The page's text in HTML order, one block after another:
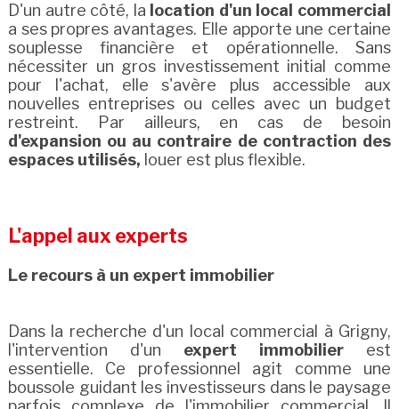
D'un autre côté, la location d'un local commercial
a ses propres avantages. Elle apporte une certaine
souplesse financière et opérationnelle. Sans
nécessiter un gros investissement initial comme
pour l'achat, elle s'avère plus accessible aux
nouvelles entreprises ou celles avec un budget
restreint. Par ailleurs, en cas de besoin
d'expansion ou au contraire de contraction des
espaces utilisés, louer est plus flexible.
L'appel aux experts
Le recours à un expert immobilier
Dans la recherche d'un local commercial à Grigny,
l'intervention d'un expert immobilier est
essentielle. Ce professionnel agit comme une
boussole guidant les investisseurs dans le paysage